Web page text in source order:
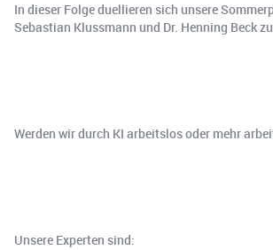
In dieser Folge duellieren sich unsere
Sebastian Klussmann und Dr. Henning Beck
Werden wir durch KI arbeitslos oder mehr
Unsere Experten sind: